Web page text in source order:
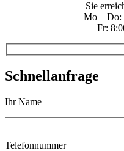
Sie
Mo – Do:
Fr:
Schnellanfrage
Ihr Name
Telefonnummer